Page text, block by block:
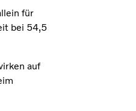
für
bei 54,5
auf